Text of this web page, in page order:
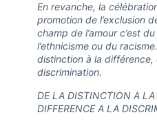
En revanche, la
promotion de l’exclusion
champ de l’amour c’est
l’ethnicisme ou du
distinction à la
discrimination.
DE LA DISTINCTION A LA
DIFFERENCE A LA